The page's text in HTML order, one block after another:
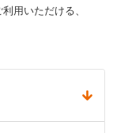
用いただける、